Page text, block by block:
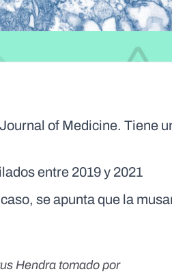
of Medicine. Tiene
entre 2019 y 2021
se apunta que la
Hendra tomado por